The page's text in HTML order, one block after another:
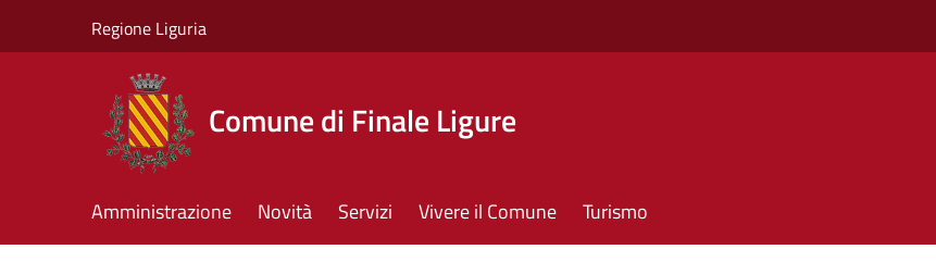
Regione Liguria
Comune di Finale Ligure
Amministrazione Novità Servizi Vivere il Comune Turismo